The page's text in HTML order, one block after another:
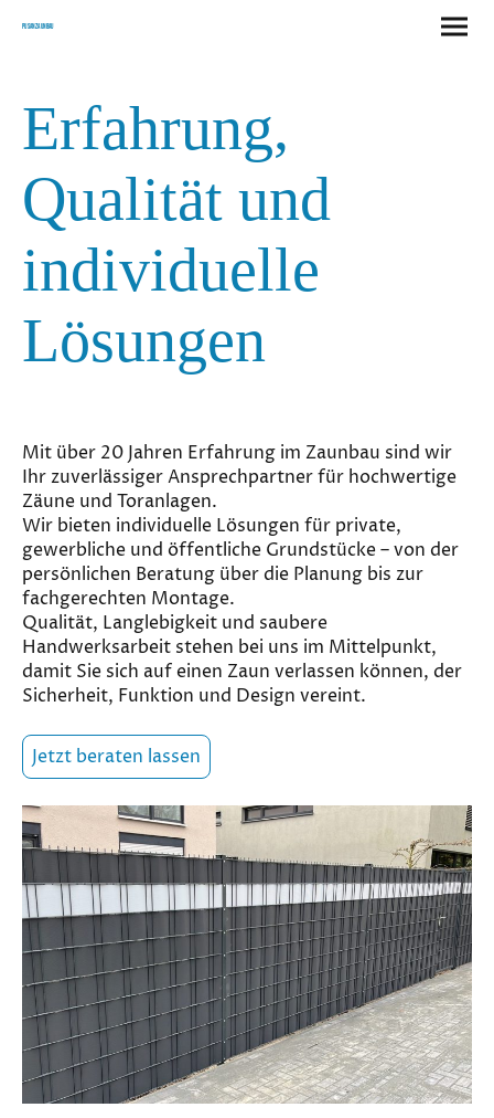
Pusan Zaunbau
Erfahrung,
Qualität und
individuelle
Lösungen
Mit über 20 Jahren Erfahrung im Zaunbau sind wir
Ihr zuverlässiger Ansprechpartner für hochwertige
Zäune und Toranlagen.
Wir bieten individuelle Lösungen für private,
gewerbliche und öffentliche Grundstücke – von der
persönlichen Beratung über die Planung bis zur
fachgerechten Montage.
Qualität, Langlebigkeit und saubere
Handwerksarbeit stehen bei uns im Mittelpunkt,
damit Sie sich auf einen Zaun verlassen können, der
Sicherheit, Funktion und Design vereint.
Jetzt beraten lassen